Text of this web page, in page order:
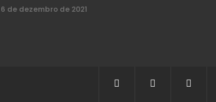
6 de dezembro de 2021